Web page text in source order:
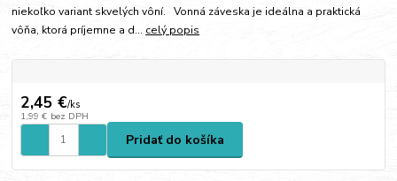
niekoľko variant skvelých vôní. Vonná záveska je ideálna a praktická
vôňa, ktorá príjemne a d... celý popis
2,45 €/ks
1,99 € bez DPH
Pridať do košíka